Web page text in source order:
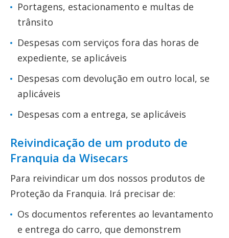
Portagens, estacionamento e multas de
trânsito
Despesas com serviços fora das horas de
expediente, se aplicáveis
Despesas com devolução em outro local, se
aplicáveis
Despesas com a entrega, se aplicáveis
Reivindicação de um produto de
Franquia da Wisecars
Para reivindicar um dos nossos produtos de
Proteção da Franquia. Irá precisar de:
Os documentos referentes ao levantamento
e entrega do carro, que demonstrem